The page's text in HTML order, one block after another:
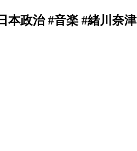
本政治 #音楽 #緒川奈津